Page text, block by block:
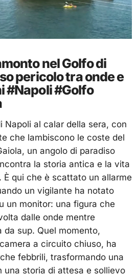
nel Golfo di
pericolo tra onde e
#Napoli #Golfo
Napoli al calar della sera, con
che lambiscono le coste del
un angolo di paradiso
la storia antica e la vita
qui che è scattato un allarme
un vigilante ha notato
un monitor: una figura che
dalle onde mentre
sup. Quel momento,
a circuito chiuso, ha
febbrili, trasformando una
una storia di attesa e sollievo